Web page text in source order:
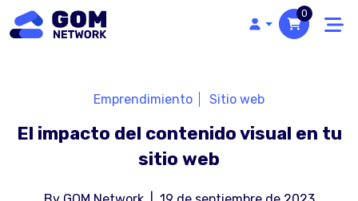
0
El impacto del contenido visual en tu
sitio web
Emprendimiento Sitio web